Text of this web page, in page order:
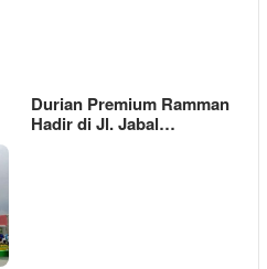
Durian Premium Ramman
Hadir di Jl. Jabal…